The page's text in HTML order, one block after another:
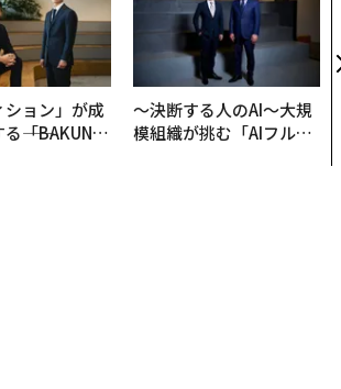
ション」が成
――「BAKUN
〜決断する人のAI〜大規
模組織が挑む「AIフル実